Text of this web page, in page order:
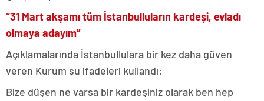
“31 Mart akşamı tüm İstanbulluların kardeşi, evladı
olmaya adayım”
Açıklamalarında İstanbullulara bir kez daha güven
veren Kurum şu ifadeleri kullandı:
Bize düşen ne varsa bir kardeşiniz olarak ben hep